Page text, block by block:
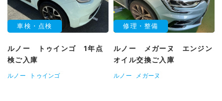
車検・点検
ルノー トゥインゴ 1年点
検ご入庫
ルノー トゥインゴ
修理・整備
ルノー メガーヌ エンジン
オイル交換ご入庫
ルノー メガーヌ